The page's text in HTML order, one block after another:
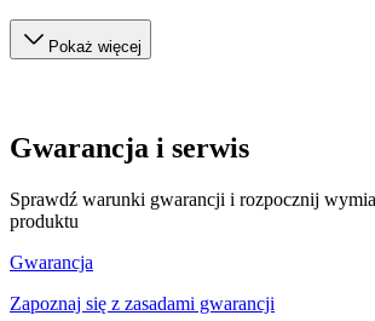
Pokaż więcej
Gwarancja i serwis
Sprawdź warunki gwarancji i rozpocznij
produktu
Gwarancja
Zapoznaj się z zasadami gwarancji